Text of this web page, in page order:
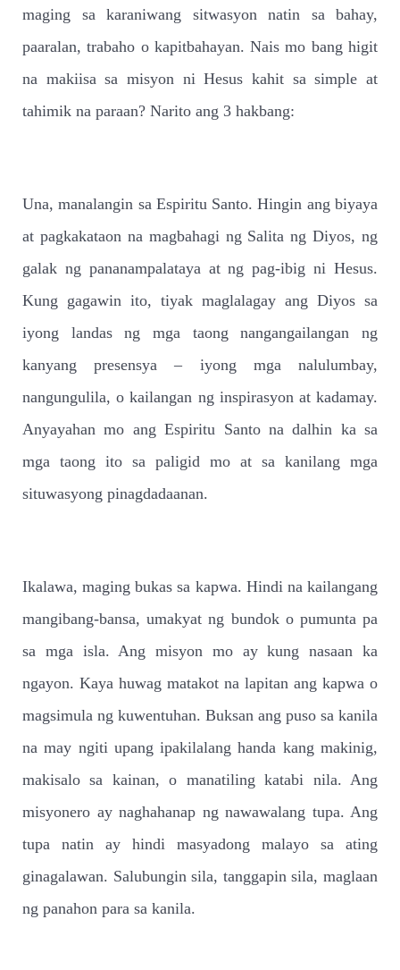
maging sa karaniwang sitwasyon natin sa bahay,
paaralan, trabaho o kapitbahayan. Nais mo bang higit
na makiisa sa misyon ni Hesus kahit sa simple at
tahimik na paraan? Narito ang 3 hakbang:
Una, manalangin sa Espiritu Santo. Hingin ang biyaya
at pagkakataon na magbahagi ng Salita ng Diyos, ng
galak ng pananampalataya at ng pag-ibig ni Hesus.
Kung gagawin ito, tiyak maglalagay ang Diyos sa
iyong landas ng mga taong nangangailangan ng
kanyang presensya – iyong mga nalulumbay,
nangungulila, o kailangan ng inspirasyon at kadamay.
Anyayahan mo ang Espiritu Santo na dalhin ka sa
mga taong ito sa paligid mo at sa kanilang mga
situwasyong pinagdadaanan.
Ikalawa, maging bukas sa kapwa. Hindi na kailangang
mangibang-bansa, umakyat ng bundok o pumunta pa
sa mga isla. Ang misyon mo ay kung nasaan ka
ngayon. Kaya huwag matakot na lapitan ang kapwa o
magsimula ng kuwentuhan. Buksan ang puso sa kanila
na may ngiti upang ipakilalang handa kang makinig,
makisalo sa kainan, o manatiling katabi nila. Ang
misyonero ay naghahanap ng nawawalang tupa. Ang
tupa natin ay hindi masyadong malayo sa ating
ginagalawan. Salubungin sila, tanggapin sila, maglaan
ng panahon para sa kanila.